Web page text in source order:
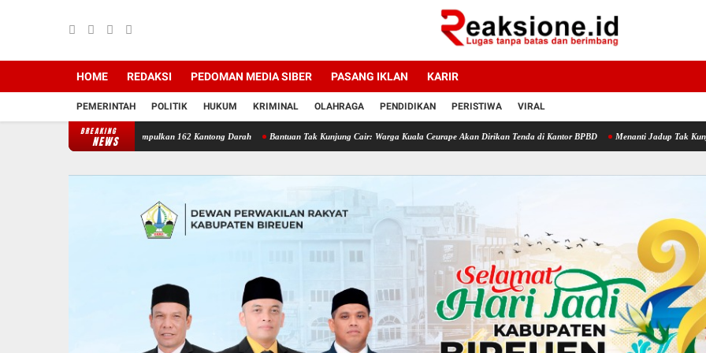
HOME REDAKSI PEDOMAN MEDIA SIBER PASANG IKLAN KARIR
PEMERINTAH POLITIK HUKUM KRIMINAL OLAHRAGA PENDIDIKAN PERISTIWA VIRAL
BREAKING
NEWS
Bireuen Berhasil Kumpulkan 162 Kantong Darah Bantuan Tak Kunjung Cair: Warga Kuala Ceurape Akan Dirikan Tenda di Kantor BPBD Menanti Jadup Tak Kunjung Cair,